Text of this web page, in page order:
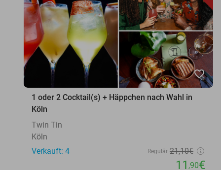
favorite_border
1 oder 2 Cocktail(s) + Häppchen nach Wahl in
Köln
Twin Tin
Köln
Verkauft: 4
Regulär 21,10€
11 ,90€